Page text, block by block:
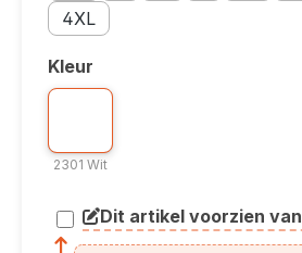
4XL
Maatoptie: 4XL
Selecteer
Kleur
Kleuroptie: 2301 Wit
2301 Wit
Dit artikel voorzien
article.printing.helptext